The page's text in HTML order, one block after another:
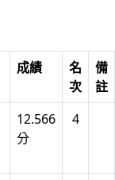
成績
名
次
備
註
12.566
分
4